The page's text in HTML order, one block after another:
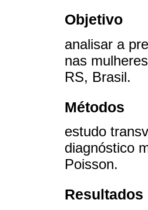
Objetivo
analisar a
nas
RS, Brasil.
Métodos
estudo
diagnóstico
Poisson.
Resultados